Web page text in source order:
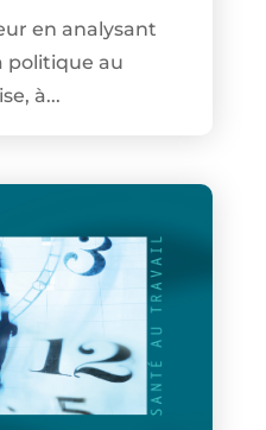
en analysant
politique au
à...